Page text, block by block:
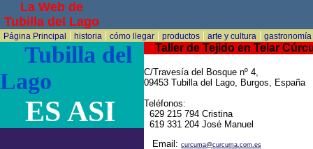
La Web de
Tubilla del Lago
Página Principal | historia | cómo llegar| productos| arte y cultura | gastronomía
Tubilla del
Lago
ES ASI
Taller de Tejido en Telar
C/Travesía del Bosque nº 4,
09453 Tubilla del Lago, Burgos, España
Teléfonos:
629 215 794 Cristina
619 331 204 José Manuel
Email: curcuma@curcuma.com.es